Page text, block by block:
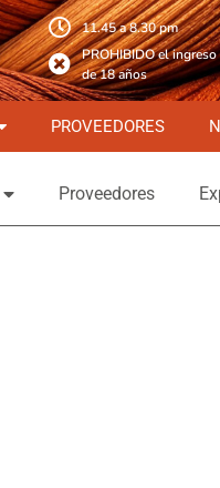
11.45 a 8.30 pm
PROHIBIDO el ingreso
de 18 años
PROVEEDORES
Proveedores